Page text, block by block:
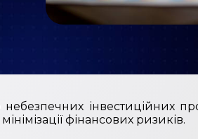
інвестиційних
фінансових ризиків.